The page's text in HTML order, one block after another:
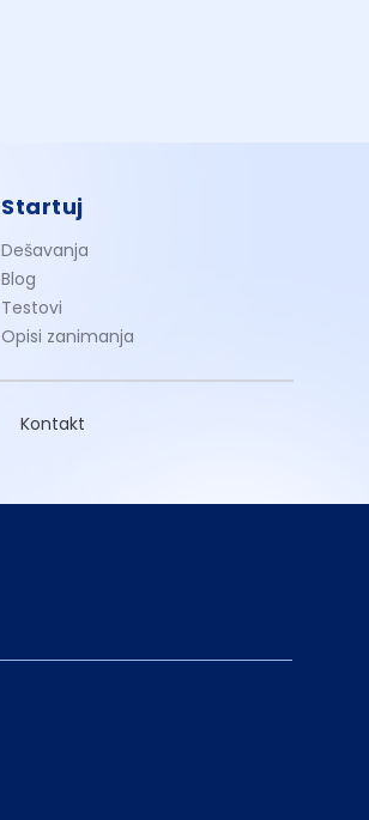
Startuj
Dešavanja
Blog
Testovi
Opisi zanimanja
Kontakt